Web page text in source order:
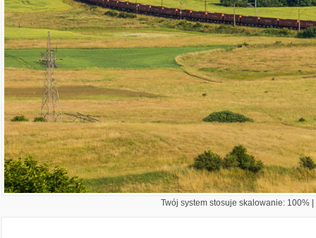
Twój system stosuje skalowanie: 100%